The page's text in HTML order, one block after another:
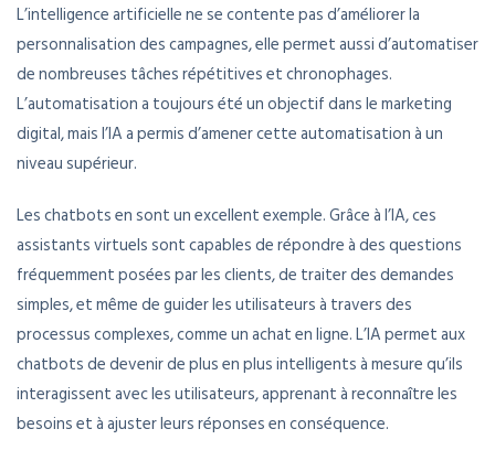
L’intelligence artificielle ne se contente pas d’améliorer la
personnalisation des campagnes, elle permet aussi d’automatiser
de nombreuses tâches répétitives et chronophages.
L’automatisation a toujours été un objectif dans le marketing
digital, mais l’IA a permis d’amener cette automatisation à un
niveau supérieur.
Les chatbots en sont un excellent exemple. Grâce à l’IA, ces
assistants virtuels sont capables de répondre à des questions
fréquemment posées par les clients, de traiter des demandes
simples, et même de guider les utilisateurs à travers des
processus complexes, comme un achat en ligne. L’IA permet aux
chatbots de devenir de plus en plus intelligents à mesure qu’ils
interagissent avec les utilisateurs, apprenant à reconnaître les
besoins et à ajuster leurs réponses en conséquence.